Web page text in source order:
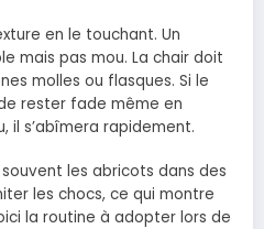
en le touchant. Un
mais pas mou. La chair doit
molles ou flasques. Si le
rester fade même en
il s’abîmera rapidement.
les abricots dans des
les chocs, ce qui montre
la routine à adopter lors de